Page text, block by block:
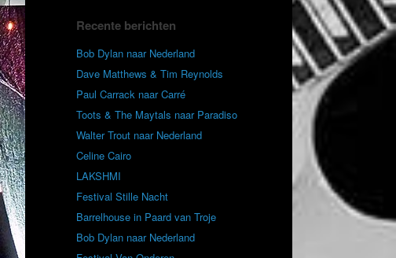
Recente berichten
Bob Dylan naar Nederland
Dave Matthews & Tim Reynolds
Paul Carrack naar Carré
Toots & The Maytals naar Paradiso
Walter Trout naar Nederland
Celine Cairo
LAKSHMI
Festival Stille Nacht
Barrelhouse in Paard van Troje
Bob Dylan naar Nederland